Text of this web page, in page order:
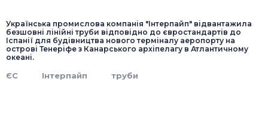
Українська промислова компанія "Інтерпайп" відвантажила
безшовні лінійні труби відповідно до євростандартів до
Іспанії для будівництва нового терміналу аеропорту на
острові Тенеріфе з Канарського архіпелагу в Атлантичному
океані.
ЄС Інтерпайп труби